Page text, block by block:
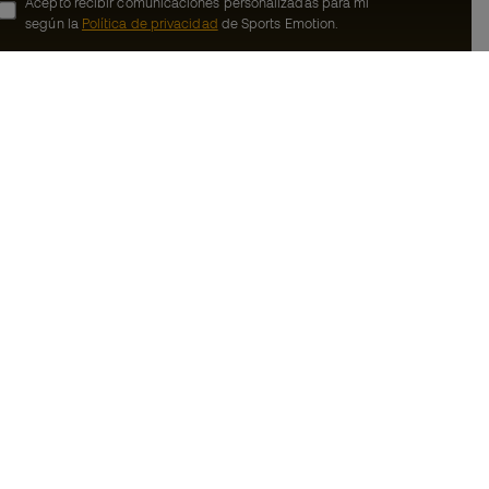
según la Política de privacidad de Sports Emotion.